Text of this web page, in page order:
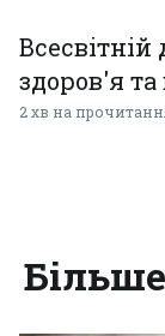
здоров'я та
2 хв на